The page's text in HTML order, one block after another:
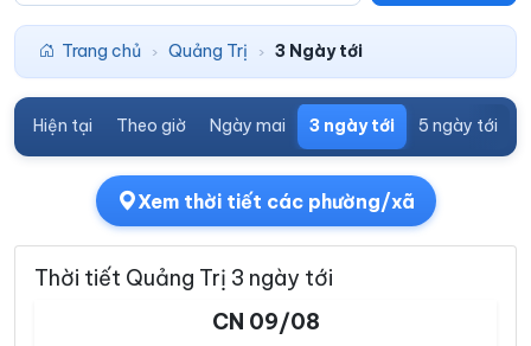
Trang chủ › Quảng Trị › 3 Ngày tới
Hiện tại Theo giờ Ngày mai 3 ngày tới 5 ngày tới
Xem thời tiết các phường/xã
Thời tiết Quảng Trị 3 ngày tới
CN 09/08